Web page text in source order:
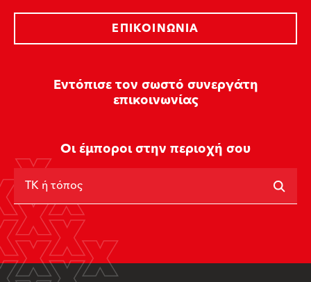
Εντόπισε τον σωστό συνεργάτη
επικοινωνίας
ΕΠΙΚΟΙΝΩΝΊΑ
Οι έμποροι στην περιοχή σου
ΤΚ ή τόπος